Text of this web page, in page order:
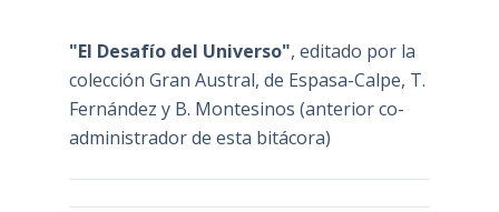
"El Desafío del Universo", editado por la
colección Gran Austral, de Espasa-Calpe, T.
Fernández y B. Montesinos (anterior co-
administrador de esta bitácora)